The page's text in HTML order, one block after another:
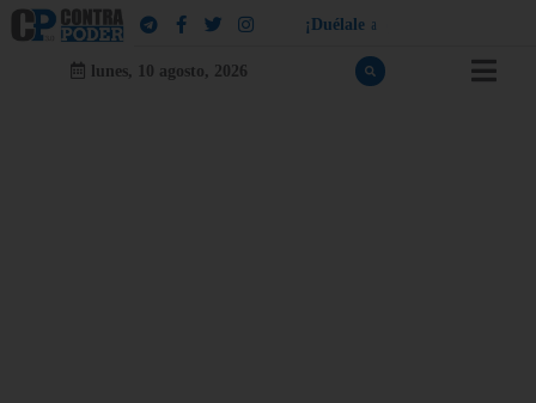
¡ Dué a e a
lunes, 10 agosto, 2026